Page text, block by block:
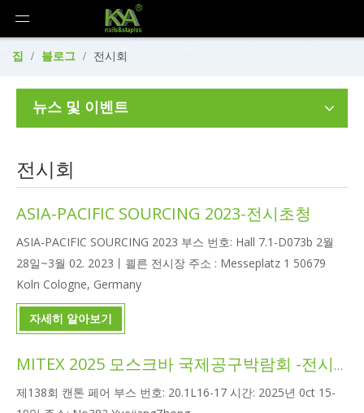
집 / 블로그 / 전시회
뉴스 및 이벤트
전시회
ASIA-PACIFIC SOURCING 2023-전시초청
ASIA-PACIFIC SOURCING 2023 부스 번호: Hall 7.1-D073b 2월
28일~3월 02. 2023丨쾰른 전시장 주소 : Messeplatz 1 50679
Koln Cologne, Germany
자세히 알아보기
MITEX 2025 모스크바 국제공구박람회 -전시초청
제138회 캔톤 페어 부스 번호: 20.1L16-17 시간: 2025년 0ct 15-